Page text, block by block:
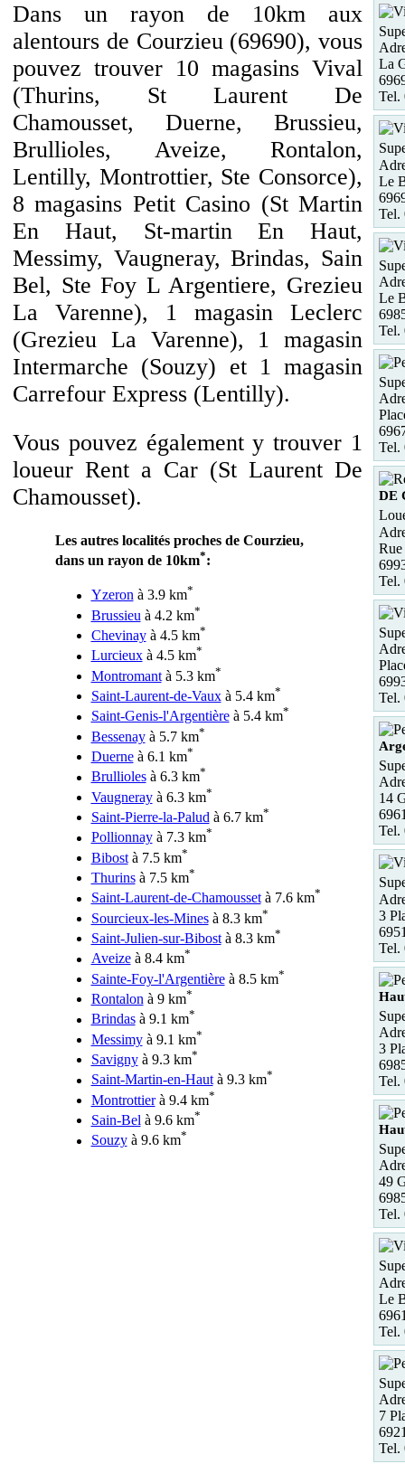
Dans un rayon de 10km aux
alentours de Courzieu (69690), vous
pouvez trouver 10 magasins Vival
(Thurins, St Laurent De
Chamousset, Duerne, Brussieu,
Brullioles, Aveize, Rontalon,
Lentilly, Montrottier, Ste Consorce),
8 magasins Petit Casino (St Martin
En Haut, St-martin En Haut,
Messimy, Vaugneray, Brindas, Sain
Bel, Ste Foy L Argentiere, Grezieu
La Varenne), 1 magasin Leclerc
(Grezieu La Varenne), 1 magasin
Intermarche (Souzy) et 1 magasin
Carrefour Express (Lentilly).
Vous pouvez également y trouver 1
loueur Rent a Car (St Laurent De
Chamousset).
Les autres localités proches de Courzieu,
dans un rayon de 10km*:
Yzeronà 3.9 km*
Brussieu à 4.2 km*
Chevinayà 4.5 km*
Lurcieuxà 4.5 km*
Montromantà 5.3 km*
Saint-Laurent-de-Vauxà 5.4 km*
Saint-Genis-l'Argentièreà 5.4 km*
Bessenayà 5.7 km*
Duerneà 6.1 km*
Brulliolesà 6.3 km*
Vaugnerayà 6.3 km*
Saint-Pierre-la-Palud à 6.7 km*
Pollionnayà 7.3 km*
Bibostà 7.5 km*
Thurinsà 7.5 km*
Saint-Laurent-de-Chamoussetà 7.6 km*
Sourcieux-les-Minesà 8.3 km*
Saint-Julien-sur-Bibostà 8.3 km*
Aveizeà 8.4 km*
Sainte-Foy-l'Argentièreà 8.5 km*
Rontalon à 9 km*
Brindasà 9.1 km*
Messimyà 9.1 km*
Savignyà 9.3 km*
Saint-Martin-en-Hautà 9.3 km*
Montrottierà 9.4 km*
Sain-Bel à 9.6 km*
Souzyà 9.6 km*
La
Tel.
Le
Tel.
Le
Tel.
Tel.
DE
Tel.
Tel.
14
Tel.
3
Tel.
3
Tel.
49
Tel.
Le
Tel.
7
Tel.